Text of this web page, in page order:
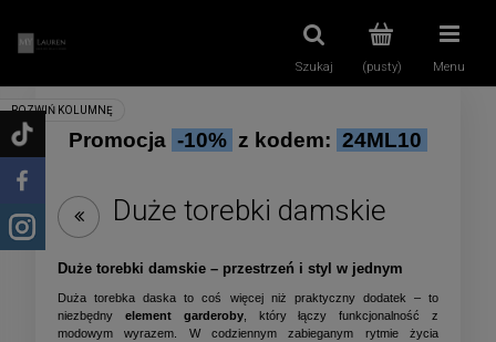
(pusty)
Szukaj Menu
Promocja -10% z kodem: 24ML10
Duże torebki damskie
Duże torebki damskie – przestrzeń i styl w jednym
Duża torebka daska to coś więcej niż praktyczny dodatek – to
niezbędny element garderoby, który łączy funkcjonalność z
modowym wyrazem. W codziennym zabieganym rytmie życia